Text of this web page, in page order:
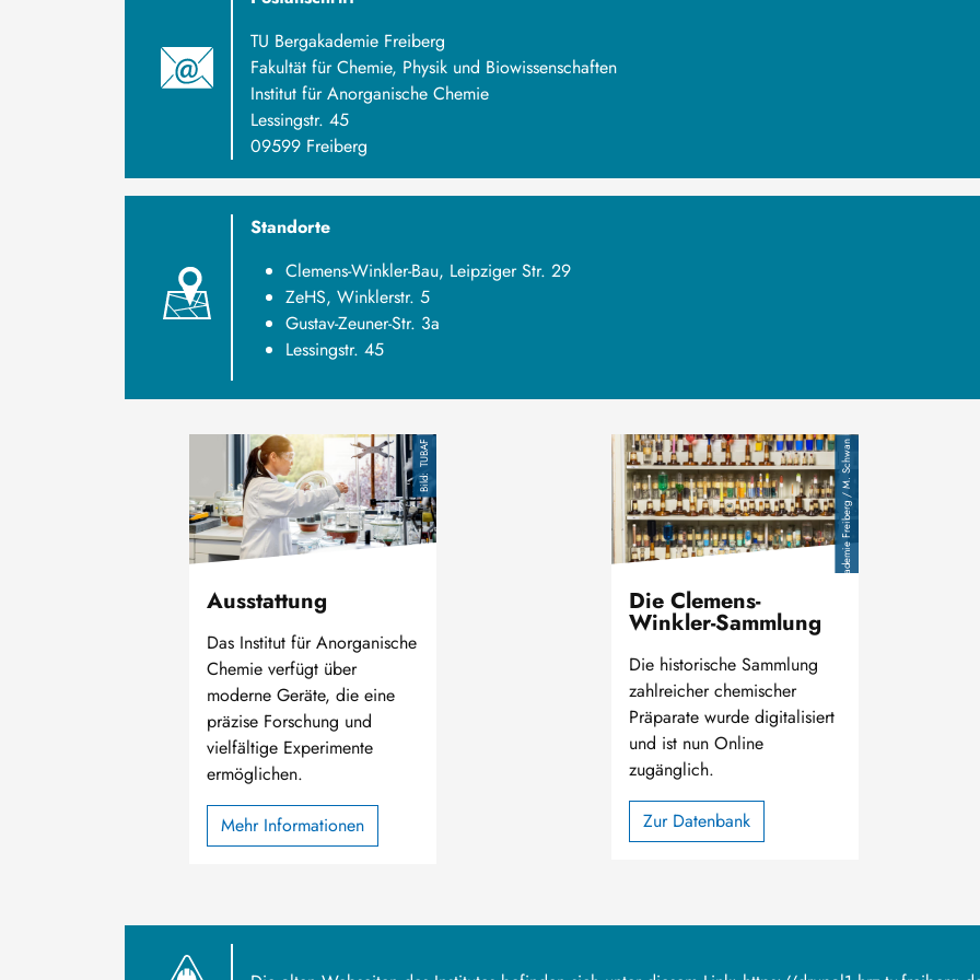
TU Bergakademie Freiberg
Fakultät für Chemie, Physik und Biowissenschaften
Institut für Anorganische Chemie
Lessingstr. 45
09599 Freiberg
Standorte
Clemens-Winkler-Bau, Leipziger Str. 29
ZeHS, Winklerstr. 5
Gustav-Zeuner-Str. 3a
Lessingstr. 45
TUBAF
Ausstattung
Das Institut für Anorganische
Chemie verfügt über
moderne Geräte, die eine
präzise Forschung und
vielfältige Experimente
ermöglichen.
Mehr Informationen
Bild TU Bergakademie Freiberg / M. Schwan
Die Clemens-
Winkler-Sammlung
Die historische Sammlung
zahlreicher chemischer
Präparate wurde digitalisiert
und ist nun Online
zugänglich.
Zur Datenbank